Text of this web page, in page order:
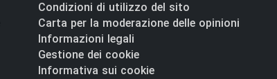
Condizioni di utilizzo del sito
Carta per la moderazione delle opinioni
Informazioni legali
Gestione dei cookie
Informativa sui cookie